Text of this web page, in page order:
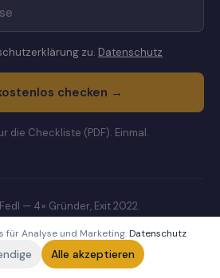
für Analyse und Marketing. Datenschutz
Alle akzeptieren
zu. Datenschutz
checken →
die Checkliste (PDF). Einmal.
— 4× Gründer, Exit 2022.